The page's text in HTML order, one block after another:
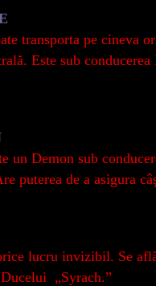
transporta pe cineva
Este sub conducerea
un Demon sub
puterea de a asigura
lucru invizibil. Se
„Syrach.”